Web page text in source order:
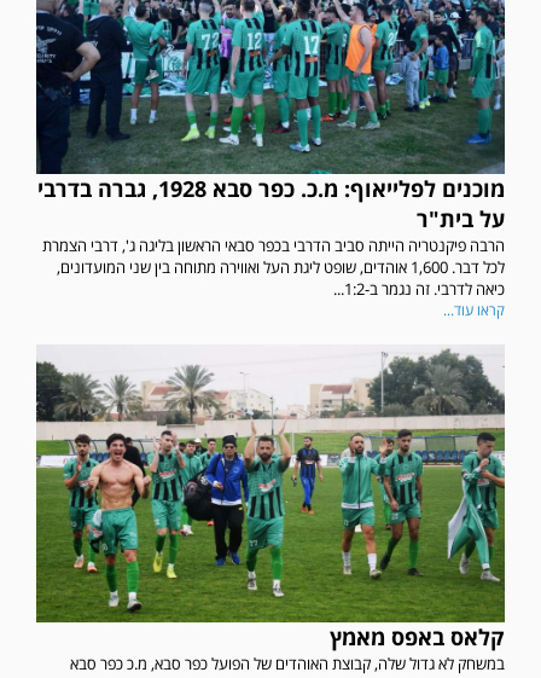
מוכנים לפלייאוף: מ.כ. כפר סבא 1928, גברה בדרבי
על בית"ר
הרבה פיקנטריה הייתה סביב הדרבי בכפר סבאי הראשון בליגה ג', דרבי הצמרת
לכל דבר. 1,600 אוהדים, שופט ליגת העל ואווירה מתוחה בין שני המועדונים,
כיאה לדרבי. זה נגמר ב-1:2...
קראו עוד...
קלאס באפס מאמץ
במשחק לא גדול שלה, קבוצת האוהדים של הפועל כפר סבא, מ.כ כפר סבא